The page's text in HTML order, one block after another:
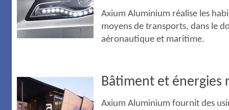
Axium Aluminium réalise les
moyens de transports, dans le
aéronautique et maritime.
Bâtiment et énergies
Axium Aluminium fournit des